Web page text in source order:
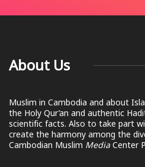
About Us
Muslim in Cambodia and about
the Holy Qur’an and authentic
scientific facts. Also to take part
create the harmony among the
Cambodian Muslim Media Center